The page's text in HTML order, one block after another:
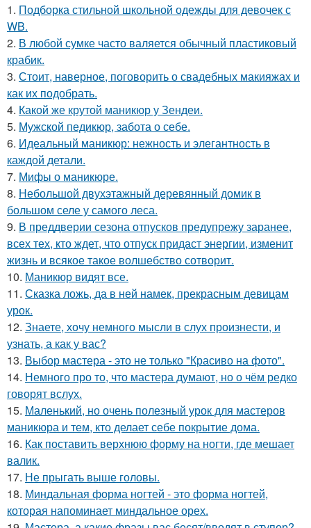
1. Подборка стильной школьной одежды для девочек с
WB.
2. В любой сумке часто валяется обычный пластиковый
крабик.
3. Стоит, наверное, поговорить о свадебных макияжах и
как их подобрать.
4. Какой же крутой маникюр у Зендеи.
5. Мужской педикюр, забота о себе.
6. Идеальный маникюр: нежность и элегантность в
каждой детали.
7. Мифы о маникюре.
8. Небольшой двухэтажный деревянный домик в
большом селе у самого леса.
9. В преддверии сезона отпусков предупрежу заранее,
всех тех, кто ждет, что отпуск придаст энергии, изменит
жизнь и всякое такое волшебство сотворит.
10. Маникюр видят все.
11. Сказка ложь, да в ней намек, прекрасным девицам
урок.
12. Знаете, хочу немного мысли в слух произнести, и
узнать, а как у вас?
13. Выбор мастера - это не только "Красиво на фото".
14. Немного про то, что мастера думают, но о чём редко
говорят вслух.
15. Маленький, но очень полезный урок для мастеров
маникюра и тем, кто делает себе покрытие дома.
16. Как поставить верхнюю форму на ногти, где мешает
валик.
17. Не прыгать выше головы.
18. Миндальная форма ногтей - это форма ногтей,
которая напоминает миндальное орех.